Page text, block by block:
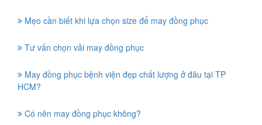
Mẹo cần biết khi lựa chọn size để may đồng phục
Tư vấn chọn vải may đồng phục
May đồng phục bệnh viện đẹp chất lượng ở đâu tại TP
HCM?
Có nên may đồng phục không?